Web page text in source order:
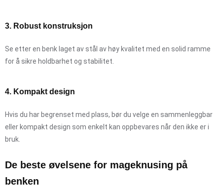
3. Robust konstruksjon
Se etter en benk laget av stål av høy kvalitet med en solid ramme
for å sikre holdbarhet og stabilitet.
4. Kompakt design
Hvis du har begrenset med plass, bør du velge en sammenleggbar
eller kompakt design som enkelt kan oppbevares når den ikke er i
bruk.
De beste øvelsene for mageknusing på
benken